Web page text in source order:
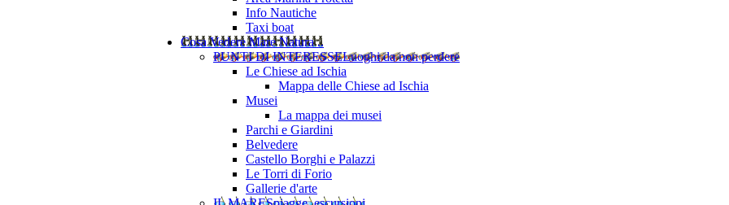
Info Nautiche
Taxi boat
Cosa VedereMare Natura ..
PUNTI DI INTERESSELuoghi da non perdere
Le Chiese ad Ischia
Mappa delle Chiese ad Ischia
Musei
La mappa dei musei
Parchi e Giardini
Belvedere
Castello Borghi e Palazzi
Le Torri di Forio
Gallerie d'arte